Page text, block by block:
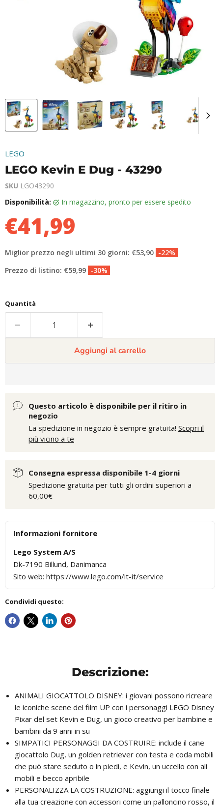
LEGO
LEGO Kevin E Dug - 43290
SKU LGO43290
Disponibilità:
in magazzino, pronto per essere spedito
€41,99
Miglior prezzo negli ultimi 30 giorni: €53,90 -22%
Prezzo di listino: €59,99 -30%
Quantità
Aggiungi al carrello
Questo articolo è disponibile per il ritiro in
negozio
La spedizione in negozio è sempre gratuita! Scopri il
più vicino a te
Consegna espressa disponibile 1-4 giorni
Spedizione gratuita per tutti gli ordini superiori a
60,00€
Informazioni fornitore
Lego System A/S
Dk-7190 Billund, Danimanca
Sito web: https://www.lego.com/it-it/service
Condividi questo:
Descrizione:
ANIMALI GIOCATTOLO DISNEY: i giovani possono ricreare
le iconiche scene del film UP con i personaggi LEGO Disney
Pixar del set Kevin e Dug, un gioco creativo per bambine e
bambini da 9 anni in su
SIMPATICI PERSONAGGI DA COSTRUIRE: include il cane
giocattolo Dug, un golden retriever con testa e coda mobili
che può stare seduto o in piedi, e Kevin, un uccello con ali
mobili e becco apribile
PERSONALIZZA LA COSTRUZIONE: aggiungi il tocco finale
alla tua creazione con accessori come un palloncino rosso, il